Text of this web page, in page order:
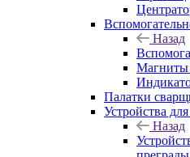
Назад
Магниты
Палатки
Устройства
Назад